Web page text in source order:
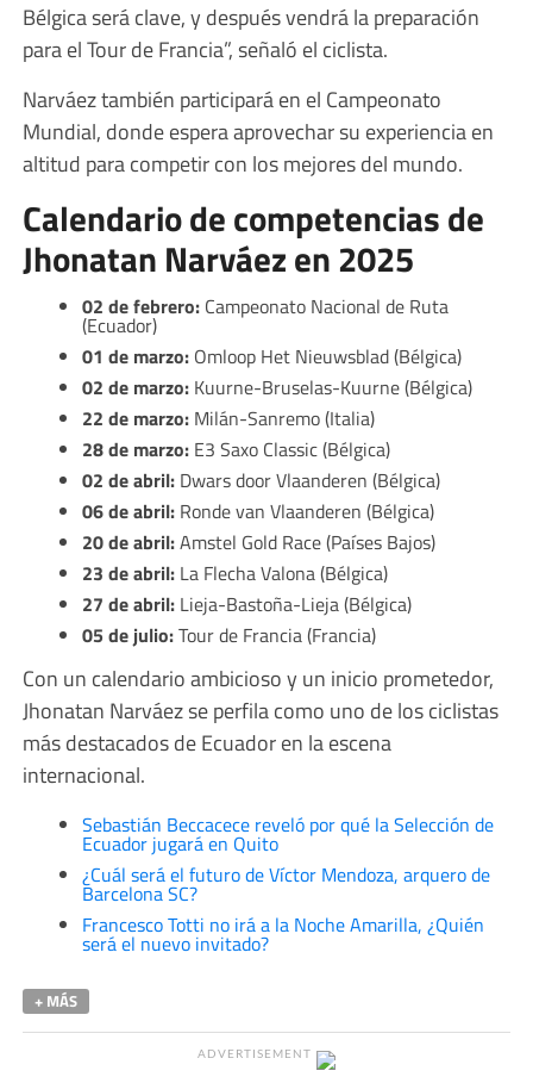
Bélgica será clave, y después vendrá la preparación
para el Tour de Francia”, señaló el ciclista.
Narváez también participará en el Campeonato
Mundial, donde espera aprovechar su experiencia en
altitud para competir con los mejores del mundo.
Calendario de competencias de
Jhonatan Narváez en 2025
02 de febrero:Campeonato Nacional de Ruta
(Ecuador)
01 de marzo:Omloop Het Nieuwsblad (Bélgica)
02 de marzo:Kuurne-Bruselas-Kuurne (Bélgica)
22 de marzo:Milán-Sanremo (Italia)
28 de marzo:E3 Saxo Classic (Bélgica)
02 de abril:Dwars door Vlaanderen (Bélgica)
06 de abril:Ronde van Vlaanderen (Bélgica)
20 de abril:Amstel Gold Race (Países Bajos)
23 de abril:La Flecha Valona (Bélgica)
27 de abril:Lieja-Bastoña-Lieja (Bélgica)
05 de julio:Tour de Francia (Francia)
Con un calendario ambicioso y un inicio prometedor,
Jhonatan Narváez se perfila como uno de los ciclistas
más destacados de Ecuador en la escena
internacional.
Sebastián Beccacece reveló por qué la Selección de
Ecuador jugará en Quito
¿Cuál será el futuro de Víctor Mendoza, arquero de
Barcelona SC?
Francesco Totti no irá a la Noche Amarilla, ¿Quién
será el nuevo invitado?
+ MÁS
ADVERTISEMENT